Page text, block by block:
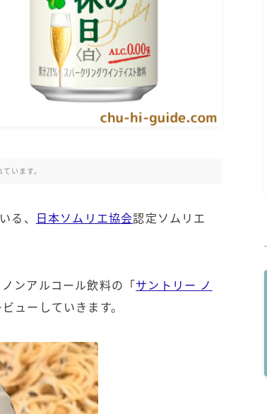
本搾り
スミノフ セルツァー
ー196℃ ストロングゼロ
ー196℃ 瞬間凍結
ー196℃ ザ・まるごと
角ハイボール
GREEN1/2（グリーンハーフ）
鏡月焼酎ハイ
贅沢搾り
樽ハイ倶楽部
ザ・レモンクラフト
います。
る、 日本ソムリエ協会認定ソムリエ
ンアルコール飲料の「 サントリー ノ
ューしていきます。